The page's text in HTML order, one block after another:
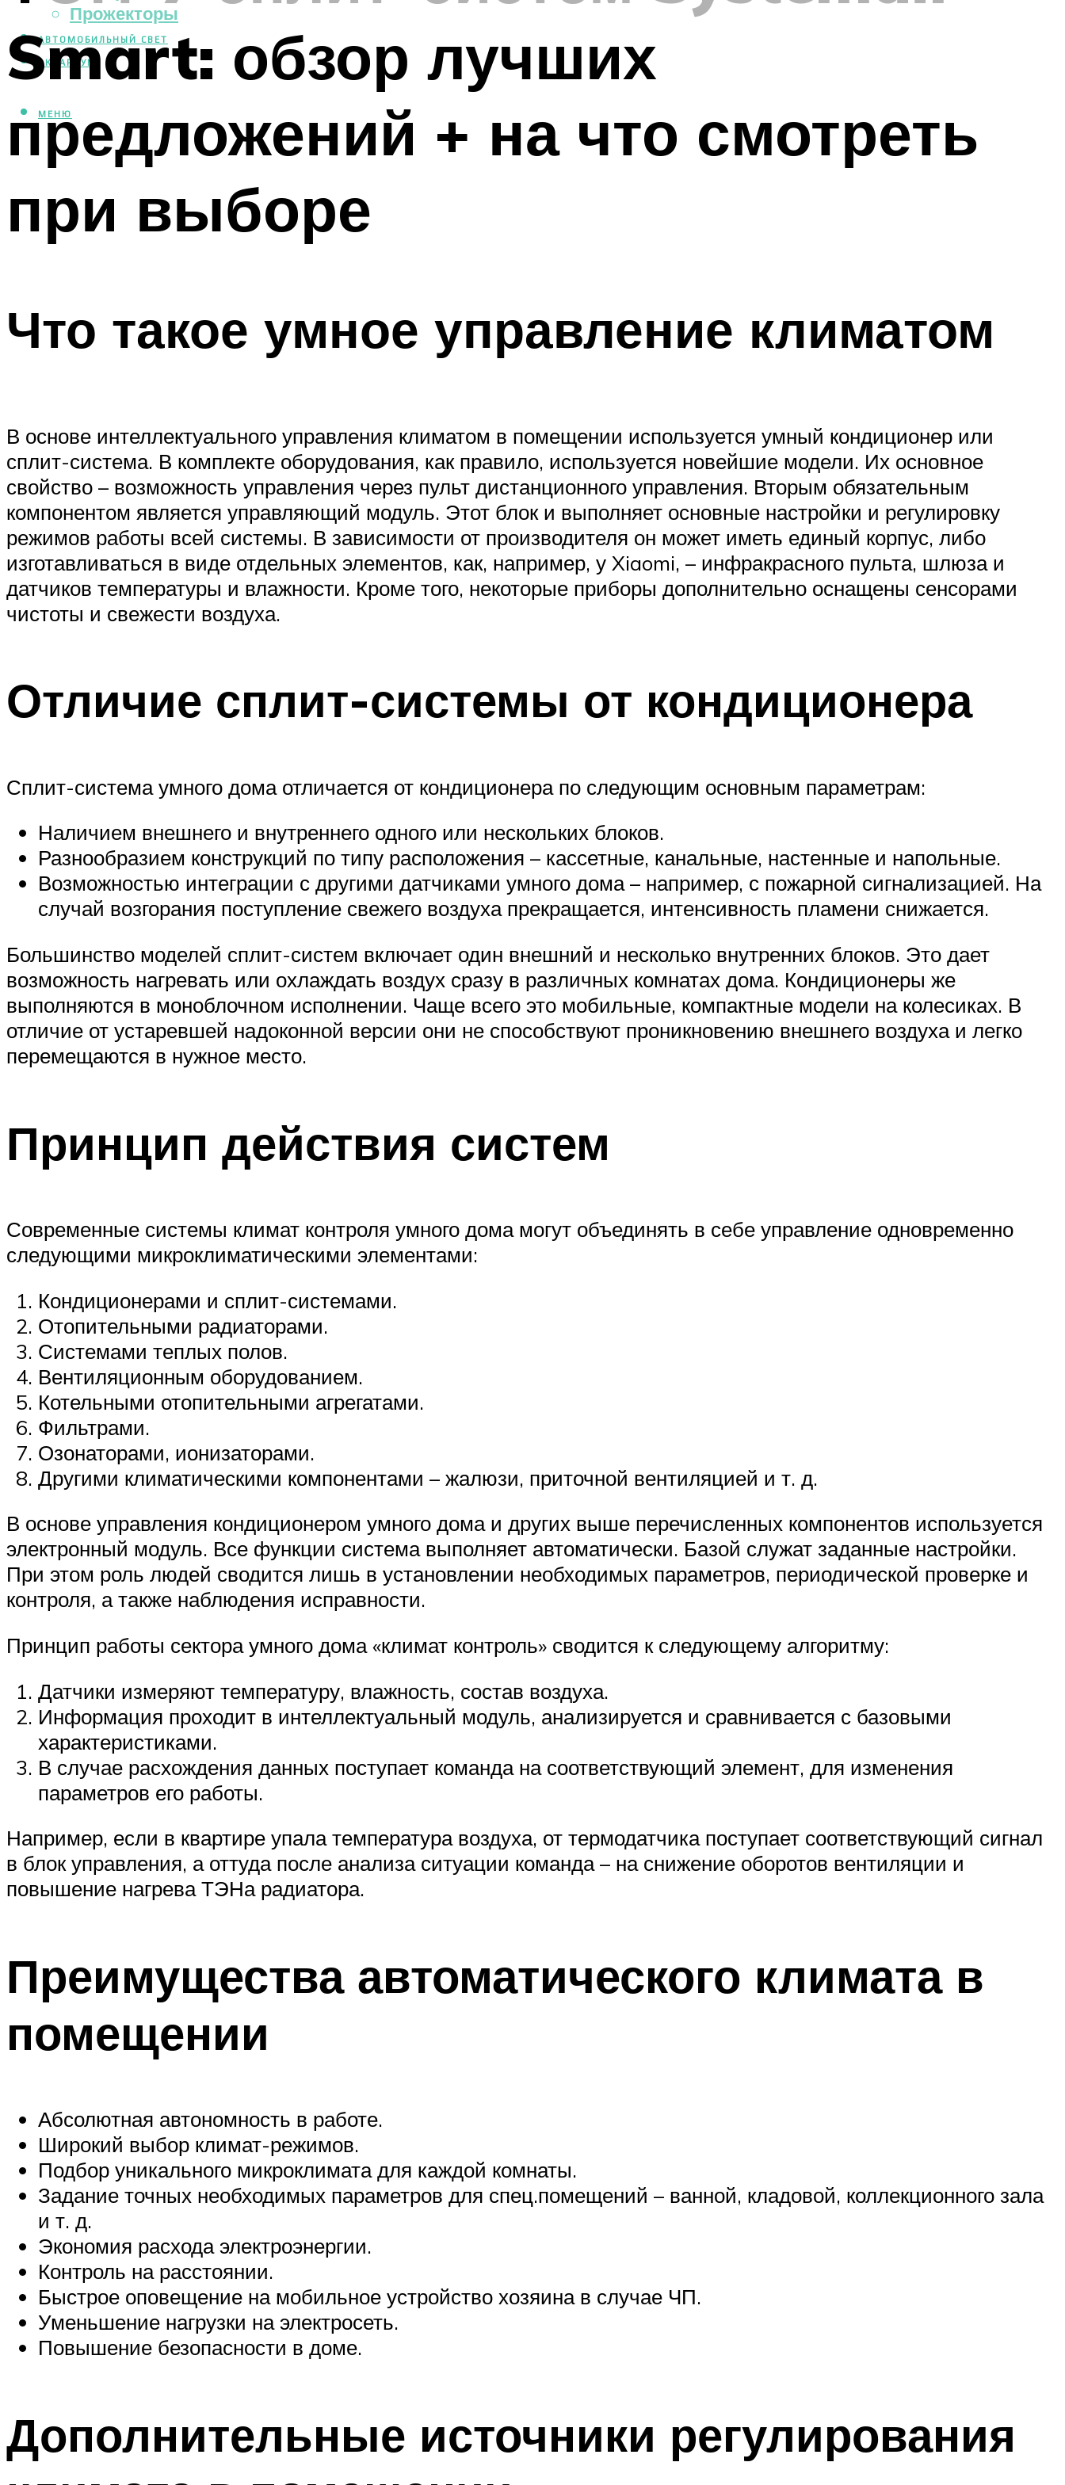
Прожекторы
АВТОМОБИЛЬНЫЙ СВЕТ
АКВАРИУМ
МЕНЮ
Smart: обзор лучших
предложений + на что смотреть
при выборе
Что такое умное управление климатом
В основе интеллектуального управления климатом в помещении используется умный кондиционер или
сплит-система. В комплекте оборудования, как правило, используется новейшие модели. Их основное
свойство – возможность управления через пульт дистанционного управления. Вторым обязательным
компонентом является управляющий модуль. Этот блок и выполняет основные настройки и регулировку
режимов работы всей системы. В зависимости от производителя он может иметь единый корпус, либо
изготавливаться в виде отдельных элементов, как, например, у Xiaomi, – инфракрасного пульта, шлюза и
датчиков температуры и влажности. Кроме того, некоторые приборы дополнительно оснащены сенсорами
чистоты и свежести воздуха.
Отличие сплит-системы от кондиционера
Сплит-система умного дома отличается от кондиционера по следующим основным параметрам:
Наличием внешнего и внутреннего одного или нескольких блоков.
Разнообразием конструкций по типу расположения – кассетные, канальные, настенные и напольные.
Возможностью интеграции с другими датчиками умного дома – например, с пожарной сигнализацией. На
случай возгорания поступление свежего воздуха прекращается, интенсивность пламени снижается.
Большинство моделей сплит-систем включает один внешний и несколько внутренних блоков. Это дает
возможность нагревать или охлаждать воздух сразу в различных комнатах дома. Кондиционеры же
выполняются в моноблочном исполнении. Чаще всего это мобильные, компактные модели на колесиках. В
отличие от устаревшей надоконной версии они не способствуют проникновению внешнего воздуха и легко
перемещаются в нужное место.
Принцип действия систем
Современные системы климат контроля умного дома могут объединять в себе управление одновременно
следующими микроклиматическими элементами:
Кондиционерами и сплит-системами.
Отопительными радиаторами.
Системами теплых полов.
Вентиляционным оборудованием.
Котельными отопительными агрегатами.
Фильтрами.
Озонаторами, ионизаторами.
Другими климатическими компонентами – жалюзи, приточной вентиляцией и т. д.
В основе управления кондиционером умного дома и других выше перечисленных компонентов используется
электронный модуль. Все функции система выполняет автоматически. Базой служат заданные настройки.
При этом роль людей сводится лишь в установлении необходимых параметров, периодической проверке и
контроля, а также наблюдения исправности.
Принцип работы сектора умного дома «климат контроль» сводится к следующему алгоритму:
Датчики измеряют температуру, влажность, состав воздуха.
Информация проходит в интеллектуальный модуль, анализируется и сравнивается с базовыми
характеристиками.
В случае расхождения данных поступает команда на соответствующий элемент, для изменения
параметров его работы.
Например, если в квартире упала температура воздуха, от термодатчика поступает соответствующий сигнал
в блок управления, а оттуда после анализа ситуации команда – на снижение оборотов вентиляции и
повышение нагрева ТЭНа радиатора.
Преимущества автоматического климата в
помещении
Абсолютная автономность в работе.
Широкий выбор климат-режимов.
Подбор уникального микроклимата для каждой комнаты.
Задание точных необходимых параметров для спец.помещений – ванной, кладовой, коллекционного зала
и т. д.
Экономия расхода электроэнергии.
Контроль на расстоянии.
Быстрое оповещение на мобильное устройство хозяина в случае ЧП.
Уменьшение нагрузки на электросеть.
Повышение безопасности в доме.
Дополнительные источники регулирования